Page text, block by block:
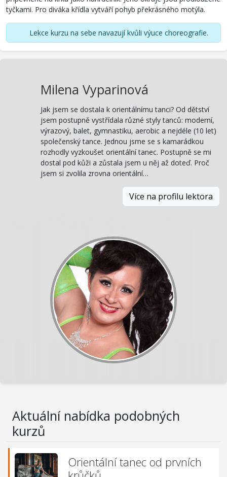
tyčkami. Pro diváka křídla vytváří pohyb překrásného motýla.
Lekce kurzu na sebe navazují kvůli výuce choreografie.
Milena Vyparinová
Jak jsem se dostala k orientálnímu tanci? Od dětství
jsem postupně vystřídala různé styly tanců: moderní,
výrazový, balet, gymnastiku, aerobic a nejdéle (10 let)
společenský tance. Jednou jsme se s kamarádkou
rozhodly vyzkoušet orientální tanec. Postupně se mi
dostal pod kůži a zůstala jsem u něj až doteď. Proč
jsem si zvolila zrovna orientální…
Více na profilu lektora
Aktuální nabídka podobných
kurzů
Orientální tanec od prvních